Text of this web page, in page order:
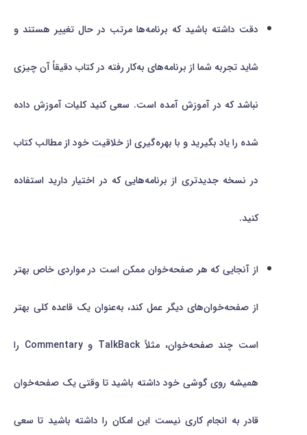
دقت داشته باشید که برنامه‌ها مرتب در حال تغییر هستند و
شاید تجربه شما از برنامه‌های به‌کار رفته در کتاب دقیقاً آن چیزی
نباشد که در آموزش آمده است. سعی کنید کلیات آموزش داده
شده را یاد بگیرید و با بهره‌گیری از خلاقیت خود از مطالب کتاب
در نسخه جدیدتری از برنامه‌هایی که در اختیار دارید استفاده
کنید.
از آنجایی که هر صفحه‌خوان ممکن است در مواردی خاص بهتر
از صفحه‌خوان‌های دیگر عمل کند، به‌عنوان یک قاعده کلی بهتر
است چند صفحه‌خوان، مثلاً TalkBack و Commentary را
همیشه روی گوشی خود داشته باشید تا وقتی یک صفحه‌خوان
قادر به انجام کاری نیست این امکان را داشته باشید تا سعی